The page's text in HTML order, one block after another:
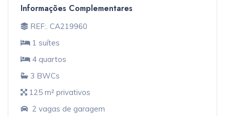
Informações Complementares
REF:. CA219960
1 suítes
4 quartos
3 BWCs
125 m² privativos
2 vagas de garagem